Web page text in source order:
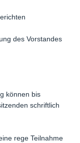
des Vorstandes
können bis
schriftlich
rege Teilnahme